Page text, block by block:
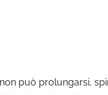
può prolungarsi,